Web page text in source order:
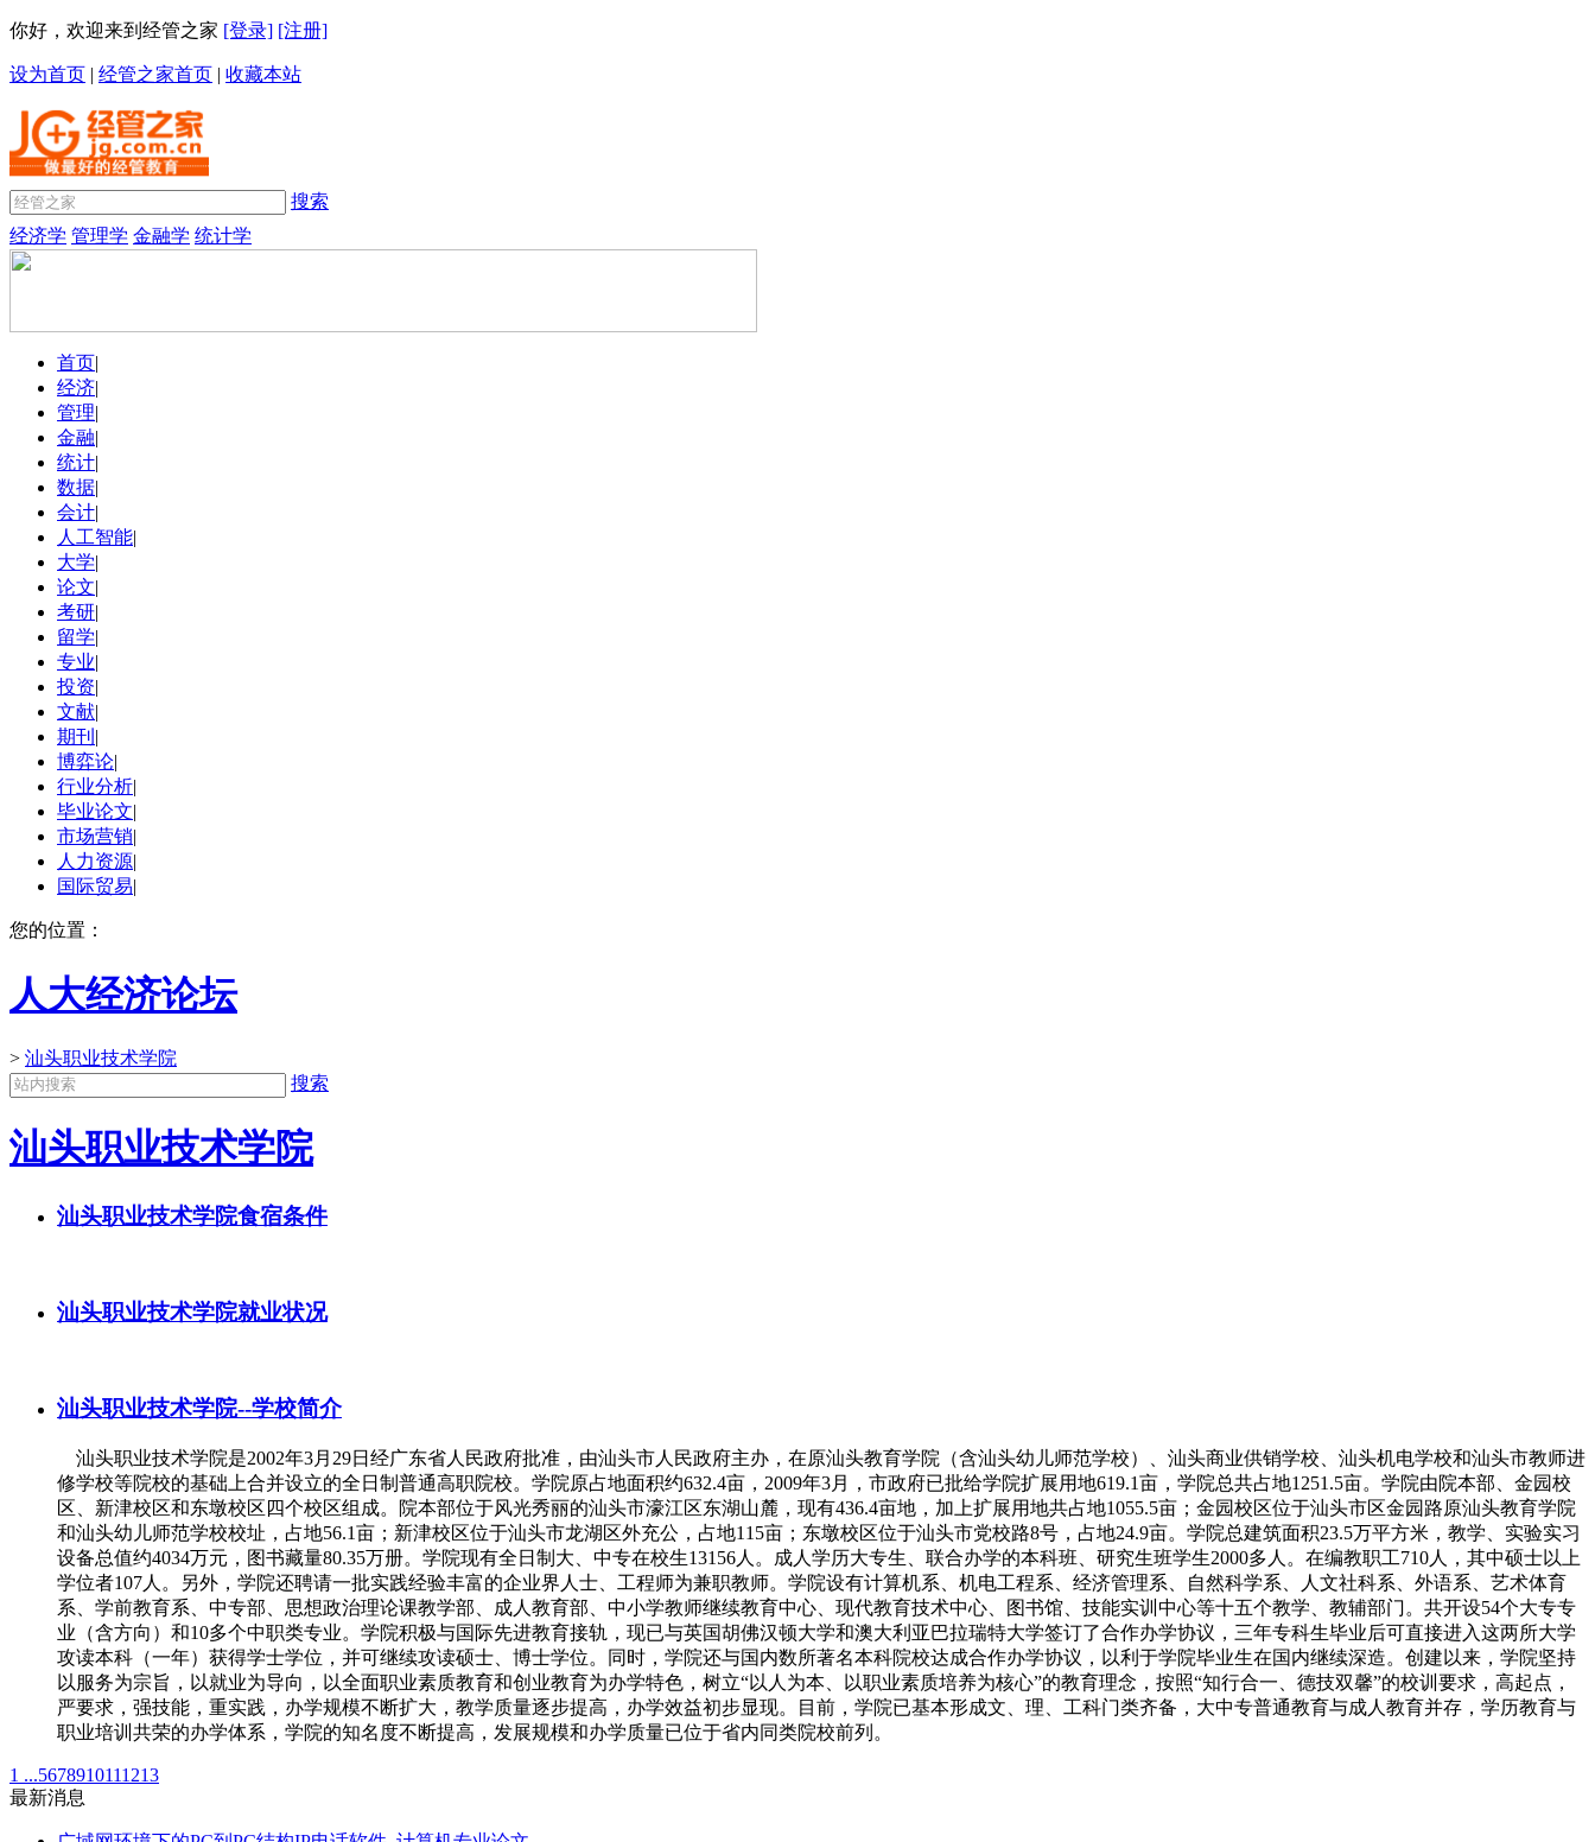
你好，欢迎来到经管之家 [登录] [注册]
设为首页 | 经管之家首页 | 收藏本站
搜索
经济学 管理学 金融学 统计学
首页|
经济|
管理|
金融|
统计|
数据|
会计|
人工智能|
大学|
论文|
考研|
留学|
专业|
投资|
文献|
期刊 |
博弈论|
行业分析|
毕业论文|
市场营销|
人力资源|
国际贸易|
您的位置：
人大经济论坛
> 汕头职业技术学院
搜索
汕头职业技术学院
汕头职业技术学院食宿条件
汕头职业技术学院就业状况
汕头职业技术学院--学校简介
汕头职业技术学院是2002年3月29日经广东省人民政府批准，由汕头市人民政府主办，在原汕头教育学院（含汕头幼儿师范学校）、汕头商业供销学校、汕头机电学校和汕头市教师进
修学校等院校的基础上合并设立的全日制普通高职院校。学院原占地面积约632.4亩，2009年3月，市政府已批给学院扩展用地619.1亩，学院总共占地1251.5亩。学院由院本部、金园校
区、新津校区和东墩校区四个校区组成。院本部位于风光秀丽的汕头市濠江区东湖山麓，现有436.4亩地，加上扩展用地共占地1055.5亩；金园校区位于汕头市区金园路原汕头教育学院
和汕头幼儿师范学校校址，占地56.1亩；新津校区位于汕头市龙湖区外充公，占地115亩；东墩校区位于汕头市党校路8号，占地24.9亩。学院总建筑面积23.5万平方米，教学、实验实习
设备总值约4034万元，图书藏量80.35万册。学院现有全日制大、中专在校生13156人。成人学历大专生、联合办学的本科班、研究生班学生2000多人。在编教职工710人，其中硕士以上
学位者107人。另外，学院还聘请一批实践经验丰富的企业界人士、工程师为兼职教师。学院设有计算机系、机电工程系、经济管理系、自然科学系、人文社科系、外语系、艺术体育
系、学前教育系、中专部、思想政治理论课教学部、成人教育部、中小学教师继续教育中心、现代教育技术中心、图书馆、技能实训中心等十五个教学、教辅部门。共开设54个大专专
业（含方向）和10多个中职类专业。学院积极与国际先进教育接轨，现已与英国胡佛汉顿大学和澳大利亚巴拉瑞特大学签订了合作办学协议，三年专科生毕业后可直接进入这两所大学
攻读本科（一年）获得学士学位，并可继续攻读硕士、博士学位。同时，学院还与国内数所著名本科院校达成合作办学协议，以利于学院毕业生在国内继续深造。创建以来，学院坚持
以服务为宗旨，以就业为导向，以全面职业素质教育和创业教育为办学特色，树立“以人为本、以职业素质培养为核心”的教育理念，按照“知行合一、德技双馨”的校训要求，高起点，
严要求，强技能，重实践，办学规模不断扩大，教学质量逐步提高，办学效益初步显现。目前，学院已基本形成文、理、工科门类齐备，大中专普通教育与成人教育并存，学历教育与
职业培训共荣的办学体系，学院的知名度不断提高，发展规模和办学质量已位于省内同类院校前列。
1 ...5678910111213
最新消息